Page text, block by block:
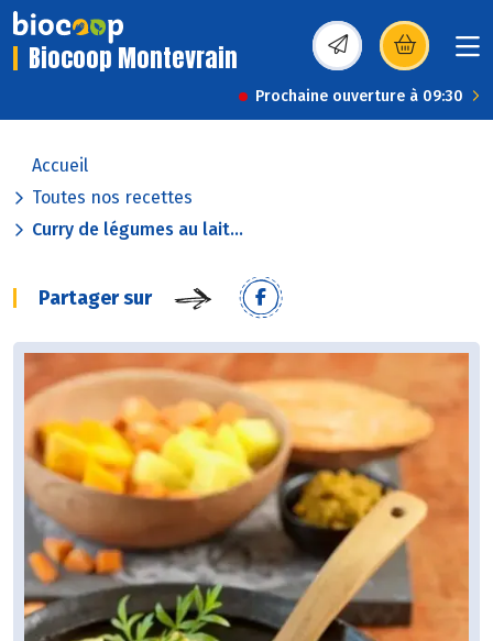
Biocoop Montevrain (s’ouvre dans une
Prochaine ouverture à 09:30
Accueil
Toutes nos recettes
Curry de légumes au lait...
Partager sur